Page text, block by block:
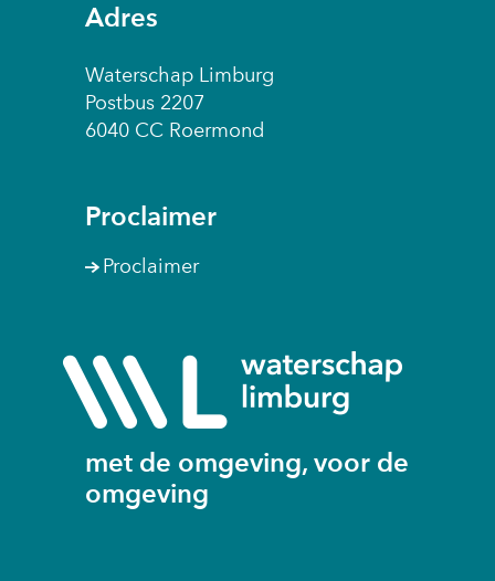
Adres
Waterschap Limburg
Postbus 2207
6040 CC Roermond
Proclaimer
Proclaimer
(naar
met de omgeving, voor de
omgeving